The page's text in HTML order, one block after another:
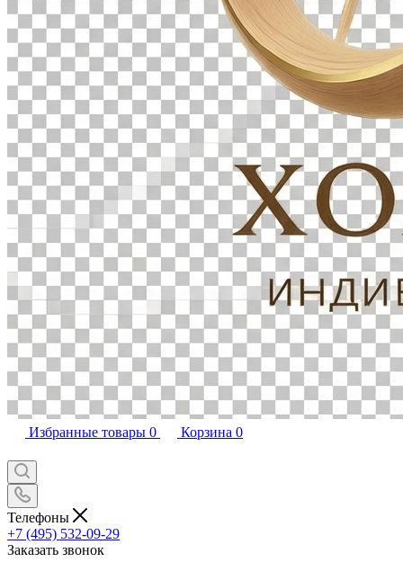
Избранные товары 0 Корзина 0
Телефоны
+7 (495) 532-09-29
Заказать звонок